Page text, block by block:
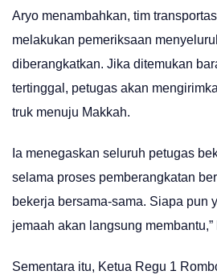
Aryo menambahkan, tim
melakukan pemeriksaan
diberangkatkan. Jika ditemukan
tertinggal, petugas akan
truk menuju Makkah.
Ia menegaskan seluruh petugas
selama proses pemberangkatan
bekerja bersama-sama. Siapa pun
jemaah akan langsung membantu,”
Sementara itu, Ketua Regu 1